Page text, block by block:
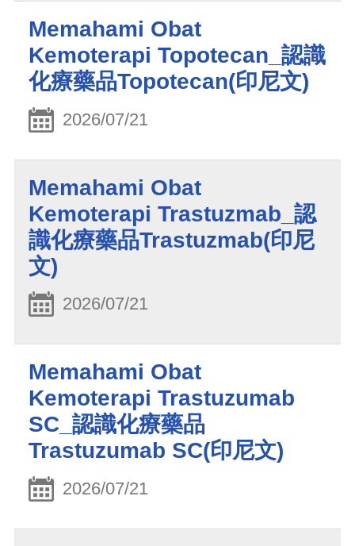
Memahami Obat
Kemoterapi Topotecan_認識
化療藥品Topotecan(印尼文)
2026/07/21
Memahami Obat
Kemoterapi Trastuzmab_認
識化療藥品Trastuzmab(印尼
文)
2026/07/21
Memahami Obat
Kemoterapi Trastuzumab
SC_認識化療藥品
Trastuzumab SC(印尼文)
2026/07/21